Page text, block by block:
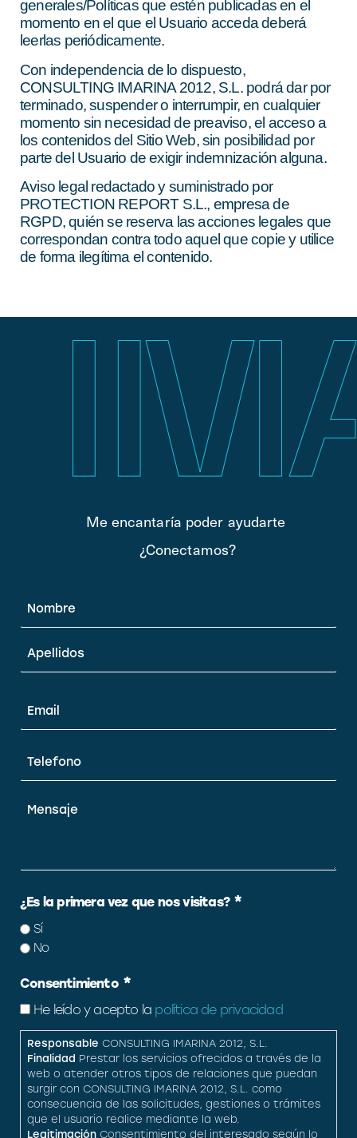
generales/Políticas que estén publicadas en el
momento en el que el Usuario acceda deberá
leerlas periódicamente.
Con independencia de lo dispuesto,
CONSULTING IMARINA 2012, S.L. podrá dar por
terminado, suspender o interrumpir, en cualquier
momento sin necesidad de preaviso, el acceso a
los contenidos del Sitio Web, sin posibilidad por
parte del Usuario de exigir indemnización alguna.
Aviso legal redactado y suministrado por
PROTECTION REPORT S.L., empresa de
RGPD, quién se reserva las acciones legales que
correspondan contra todo aquel que copie y utilice
de forma ilegítima el contenido.
Me encantaría poder ayudarte
¿Conectamos?
*
*
¿Es la primera vez que nos visitas? *
Sí
No
Consentimiento *
He leído y acepto la política de privacidad
Responsable CONSULTING IMARINA 2012, S.L.
Finalidad Prestar los servicios ofrecidos a través de la
web o atender otros tipos de relaciones que puedan
surgir con CONSULTING IMARINA 2012, S.L. como
consecuencia de las solicitudes, gestiones o trámites
que el usuario realice mediante la web.
Legitimación Consentimiento del interesado según lo